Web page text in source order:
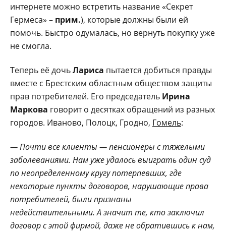
интернете можно встретить название «Секрет
Гермеса» – прим.), которые должны были ей
помочь. Быстро одумалась, но вернуть покупку уже
не смогла.
Теперь её дочьЛариса пытается добиться правды
вместе с Брестским областным обществом защиты
прав потребителей. Его председатель Ирина
Маркова говорит о десятках обращений из разных
городов. Иваново, Полоцк, Гродно, Гомель:
— Почти все клиенты — пенсионеры с тяжелыми
заболеваниями. Нам уже удалось выиграть один суд
по неопределенному кругу потерпевших, где
некоторые пункты договоров, нарушающие права
потребителей, были признаны
недействительными. А значит те, кто заключил
договор с этой фирмой, даже не обратившись к нам,